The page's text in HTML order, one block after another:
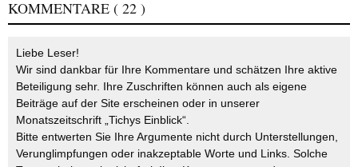
KOMMENTARE ( 22 )
Liebe Leser!
Wir sind dankbar für Ihre Kommentare und schätzen Ihre aktive
Beteiligung sehr. Ihre Zuschriften können auch als eigene
Beiträge auf der Site erscheinen oder in unserer
Monatszeitschrift „Tichys Einblick“.
Bitte entwerten Sie Ihre Argumente nicht durch Unterstellungen,
Verunglimpfungen oder inakzeptable Worte und Links. Solche